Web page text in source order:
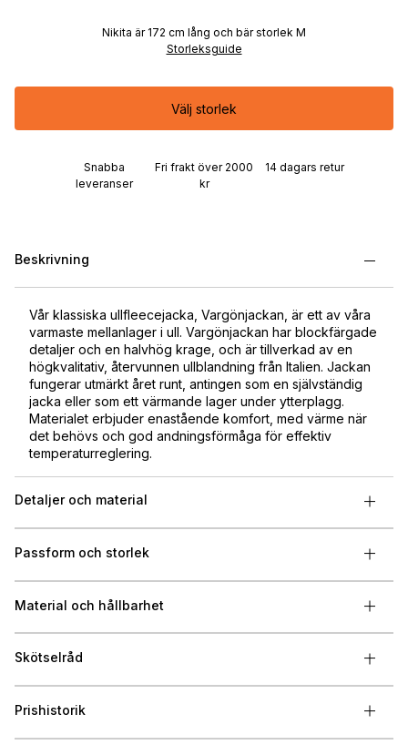
Nikita är 172 cm lång och bär storlek M
Storleksguide
Välj storlek
Snabba
leveranser
Fri frakt över 2000
kr
14 dagars retur
Beskrivning
Vår klassiska ullfleecejacka, Vargönjackan, är ett av våra
varmaste mellanlager i ull. Vargönjackan har blockfärgade
detaljer och en halvhög krage, och är tillverkad av en
högkvalitativ, återvunnen ullblandning från Italien. Jackan
fungerar utmärkt året runt, antingen som en självständig
jacka eller som ett värmande lager under ytterplagg.
Materialet erbjuder enastående komfort, med värme när
det behövs och god andningsförmåga för effektiv
temperaturreglering.
Detaljer och material
Passform och storlek
Material och hållbarhet
Skötselråd
Prishistorik